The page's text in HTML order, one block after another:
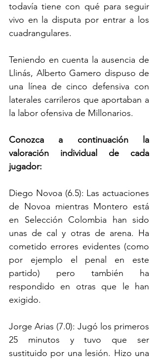
todavía tiene con qué para seguir
vivo en la disputa por entrar a los
cuadrangulares.
Teniendo en cuenta la ausencia de
Llinás, Alberto Gamero dispuso de
una línea de cinco defensiva con
laterales carrileros que aportaban a
la labor ofensiva de Millonarios.
Conozca a continuación la
valoración individual de cada
jugador:
Diego Novoa (6.5): Las actuaciones
de Novoa mientras Montero está
en Selección Colombia han sido
unas de cal y otras de arena. Ha
cometido errores evidentes (como
por ejemplo el penal en este
partido) pero también ha
respondido en otras que le han
exigido.
Jorge Arias (7.0): Jugó los primeros
25 minutos y tuvo que ser
sustituido por una lesión. Hizo una